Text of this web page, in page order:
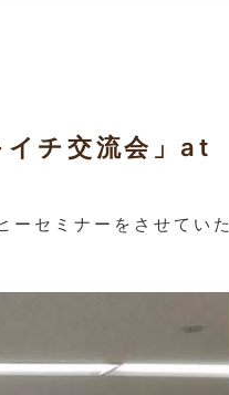
イチ交流会」at
セミナーをさせていた